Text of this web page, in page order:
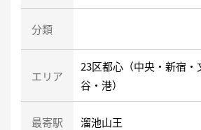
分類
エリア
23区都心（中央・新宿
谷・港）
最寄駅 溜池山王